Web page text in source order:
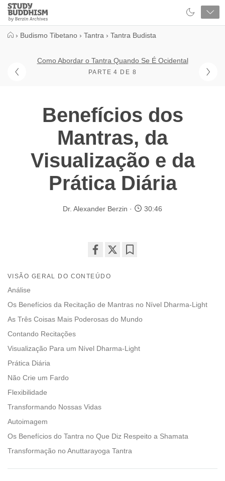
Close
Study
Buddhism
› Budismo Tibetano › Tantra › Tantra Budista
Como Abordar o Tantra Quando Se É Ocidental
PARTE 4 DE 8
Benefícios dos
Mantras, da
Visualização e da
Prática Diária
Dr. Alexander Berzin 30:46
on
VISÃO GERAL DO CONTEÚDO
Análise
Os Benefícios da Recitação de Mantras no Nível Dharma-Light
As Três Coisas Mais Poderosas do Mundo
Contando Recitações
Visualização Para um Nível Dharma-Light
Prática Diária
Não Crie um Fardo
Flexibilidade
Transformando Nossas Vidas
Autoimagem
Os Benefícios do Tantra no Que Diz Respeito a Shamata
Transformação no Anuttarayoga Tantra